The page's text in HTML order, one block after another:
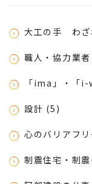
大工の手 わざ
職人・協力業
「ima」・「
設計 (5)
心のバリアフ
制震住宅・制